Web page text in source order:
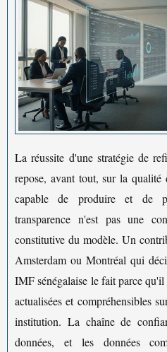
La réussite d'une stratégie de
repose, avant tout, sur la
capable de produire et de
transparence n'est pas une
constitutive du modèle. Un
Amsterdam ou Montréal qui
IMF sénégalaise le fait parce
actualisées et compréhensibles
institution. La chaîne de
données, et les données